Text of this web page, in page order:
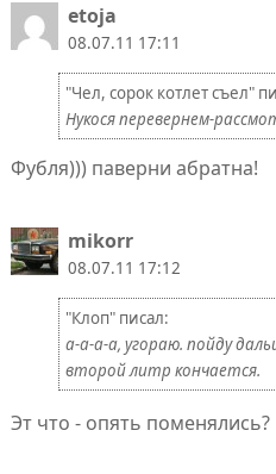
etoja
08.07.11 17:11
"Чел, сорок котлет съел"
Нукося перевернем-
Фубля))) паверни абратна!
mikorr
08.07.11 17:12
"Клoп" писал:
а-а-а-а, угораю. пойду
второй литр кончается.
Эт что - опять